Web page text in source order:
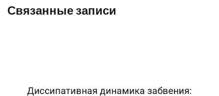
Связанные записи